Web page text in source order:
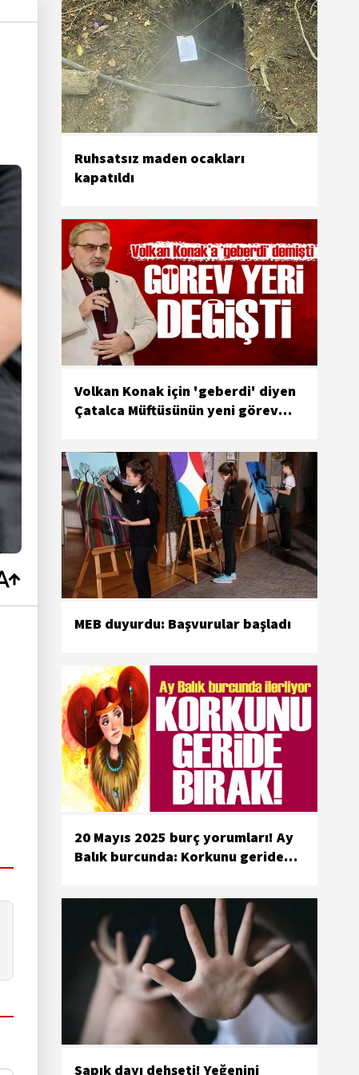
Ruhsatsız maden ocakları
kapatıldı
Volkan Konak için 'geberdi' diyen
Çatalca Müftüsünün yeni görev
MEB duyurdu: Başvurular başladı
20 Mayıs 2025 burç yorumları! Ay
Balık burcunda: Korkunu geride
Sapık dayı dehşeti! Yeğenini